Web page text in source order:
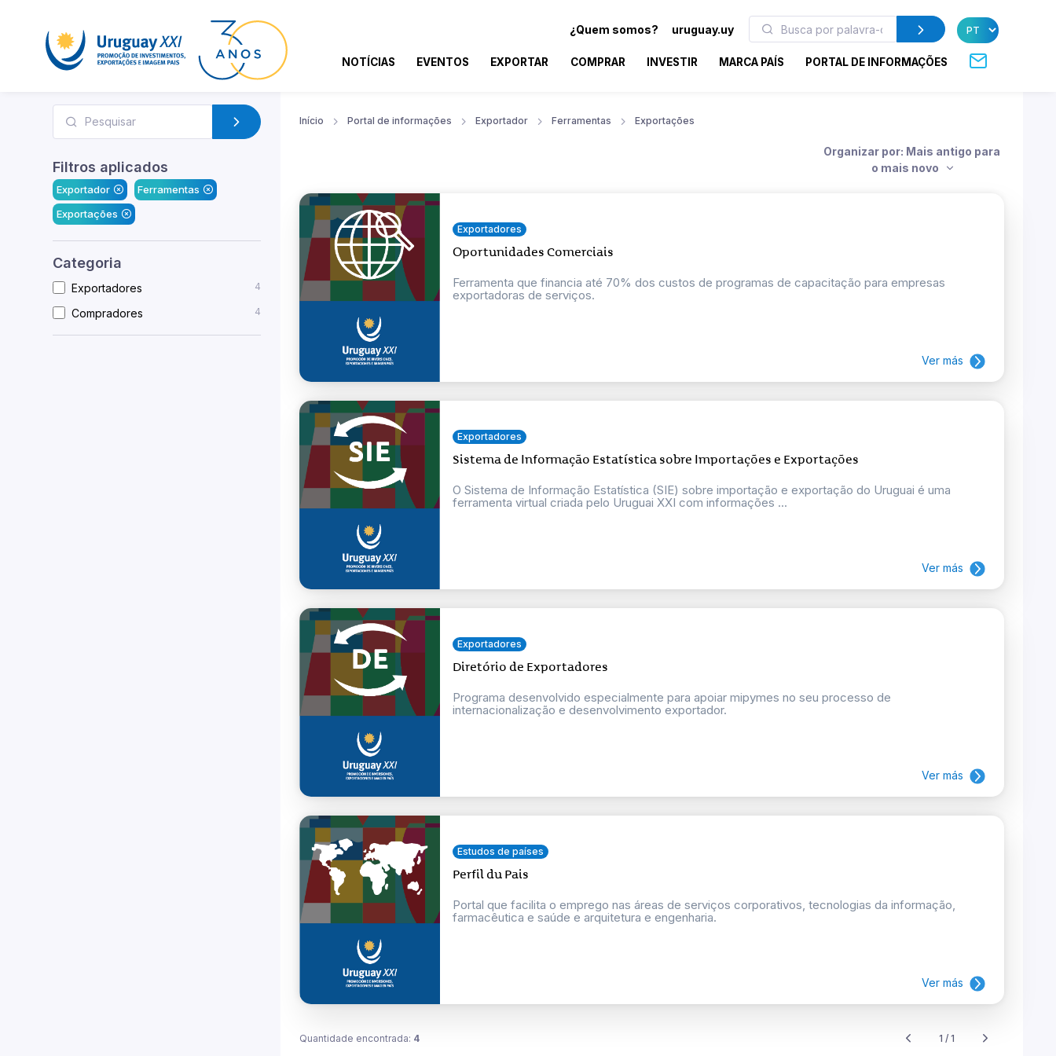
¿Quem somos? uruguay.uy
NOTÍCIAS EVENTOS EXPORTAR COMPRAR INVESTIR MARCA PAÍS PORTAL DE INFORMAÇÕES
Filtros aplicados
Exportador
Ferramentas
Exportações
Categoria
Exportadores 4
Compradores 4
Início Portal de informações Exportador Ferramentas Exportações
Organizar por: Mais antigo para
o mais novo
Exportadores
Oportunidades Comerciais
Ferramenta que financia até 70% dos custos de programas de capacitação para empresas
exportadoras de serviços.
Ver más
Exportadores
Sistema de Informação Estatística sobre Importações e Exportações
O Sistema de Informação Estatística (SIE) sobre importação e exportação do Uruguai é uma
ferramenta virtual criada pelo Uruguai XXI com informações ...
Ver más
Exportadores
Diretório de Exportadores
Programa desenvolvido especialmente para apoiar mipymes no seu processo de
internacionalização e desenvolvimento exportador.
Ver más
Estudos de países
Perfil du Pais
Portal que facilita o emprego nas áreas de serviços corporativos, tecnologias da informação,
farmacêutica e saúde e arquitetura e engenharia.
Ver más
Quantidade encontrada: 4 1 / 1